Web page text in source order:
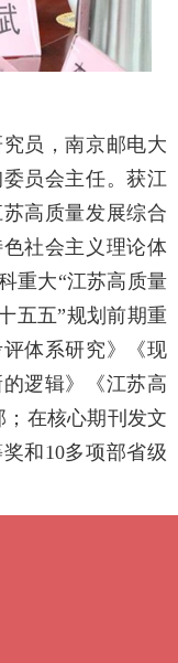
员，南京邮电大
员会主任。获江
高质量发展综合
社会主义理论体
重大“江苏高质量
五五”规划前期重
体系研究》《现
逻辑》《江苏高
；在核心期刊发文
和10多项部省级